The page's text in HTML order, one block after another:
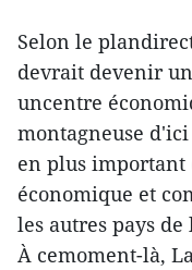
Selon le
devrait devenir
uncentre
montagneuse
en plus important
économique et
les autres pays
À cemoment-là,